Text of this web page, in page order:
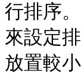
行排序
來設定
放置較